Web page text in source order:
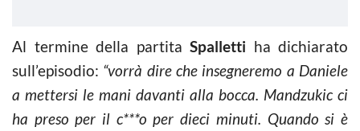
Al termine della partita Spalletti ha dichiarato
sull’episodio: “vorrà dire che insegneremo a Daniele
a mettersi le mani davanti alla bocca. Mandzukic ci
ha preso per il c***o per dieci minuti. Quando si è